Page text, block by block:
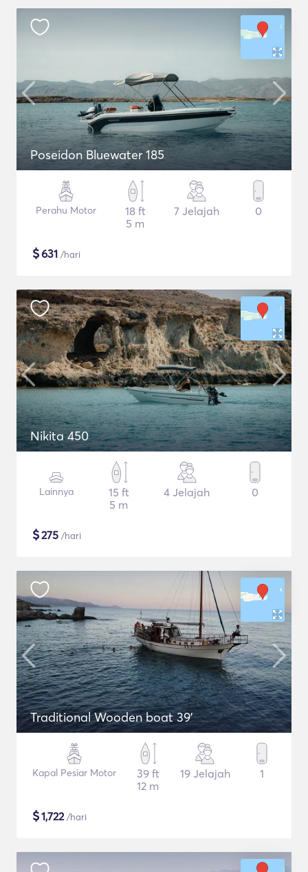
Poseidon Bluewater 185
Perahu Motor
18 ft
5 m
7 Jelajah 0
$631 /hari
Nikita 450
Lainnya
15 ft
5 m
4 Jelajah 0
$275 /hari
Traditional Wooden boat 39'
Kapal Pesiar Motor
39 ft
12 m
19 Jelajah 1
$1,722/hari